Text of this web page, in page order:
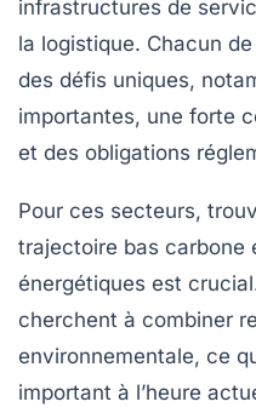
infrastructures de
la logistique. Chacun
des défis uniques,
importantes, une forte
et des obligations
Pour ces secteurs,
trajectoire bas carbone
énergétiques est
cherchent à combiner
environnementale, ce
important à l’heure